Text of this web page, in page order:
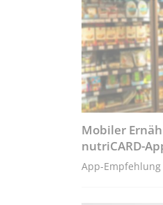
Mobiler
nutriCARD-
App-